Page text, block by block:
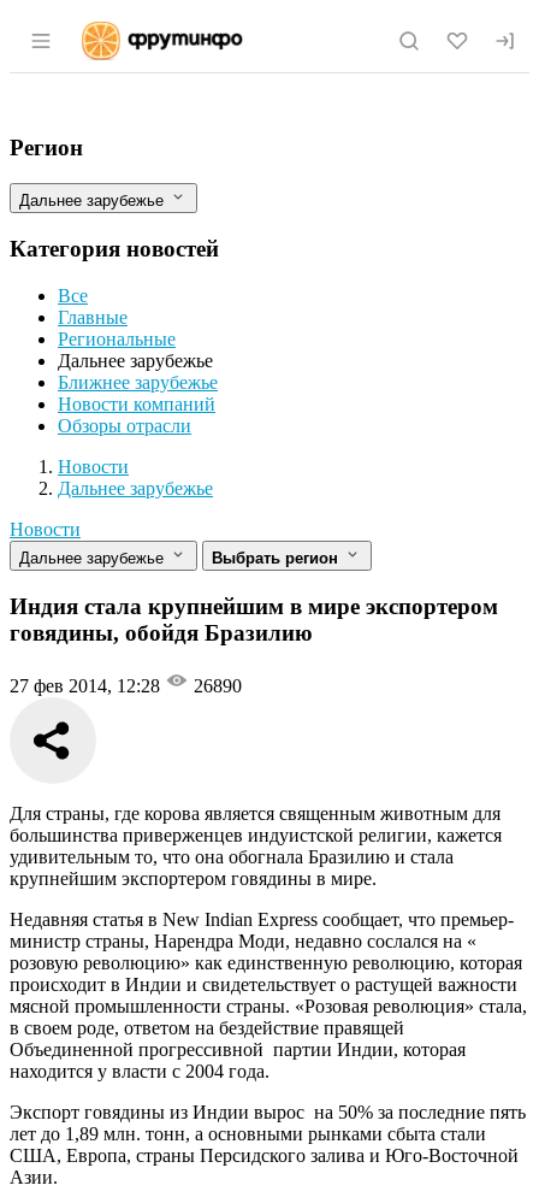
Раздел навигации по сайту fruitinfo.ru
Индия стала крупнейшим в мире
Фильтры
Регион
Дальнее зарубежье
Категория новостей
Все
Главные
Региональные
Дальнее зарубежье
Ближнее зарубежье
Новости компаний
Обзоры отрасли
Новости
Разделы
Новости
Дальнее зарубежье
Новости
Дальнее зарубежье Выбрать регион
Индия стала крупнейшим в мире экспортером
говядины, обойдя Бразилию
27 фев 2014, 12:28 26890
Для страны, где корова является священным животным для
большинства приверженцев индуистской религии, кажется
удивительным то, что она обогнала Бразилию и стала
крупнейшим экспортером говядины в мире.
Недавняя статья в New Indian Express сообщает, что премьер-
министр страны, Нарендра Моди, недавно сослался на «
розовую революцию» как единственную революцию, которая
происходит в Индии и свидетельствует о растущей важности
мясной промышленности страны. «Розовая революция» стала,
в своем роде, ответом на бездействие правящей
Объединенной прогрессивной партии Индии, которая
находится у власти с 2004 года.
Экспорт говядины из Индии вырос на 50% за последние пять
лет до 1,89 млн. тонн, а основными рынками сбыта стали
США, Европа, страны Персидского залива и Юго-Восточной
Азии.